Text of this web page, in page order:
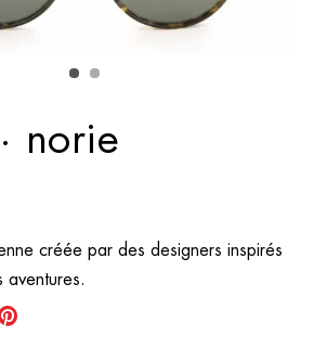
norie
créée par des designers inspirés
aventures.